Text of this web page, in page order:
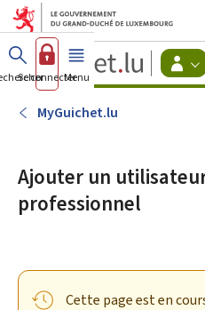
Aller au
Aller au
Se connecterMenu principal
MyGuichet.lu
Ajouter un
professionnel
Cette page est en